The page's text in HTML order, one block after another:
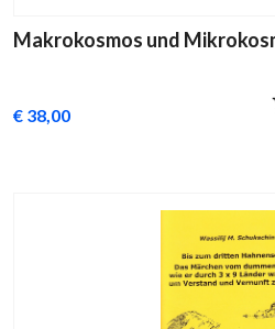
Makrokosmos und
€ 38,00